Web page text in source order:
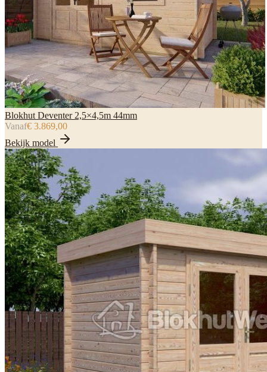
Blokhut Deventer 2,5×4,5m 44mm
Vanaf€ 3.869,00
Bekijk model